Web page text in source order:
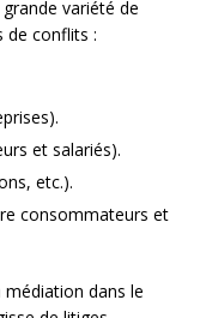
variété de
de conflits :
et salariés).
etc.).
consommateurs et
dans le